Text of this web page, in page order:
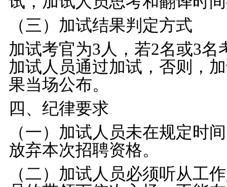
（三）加试结果判定方式
加试考官为3人，若2名或3名
加试人员通过加试，否则，
果当场公布。
四、纪律要求
（一）加试人员未在规定时
放弃本次招聘资格。
（二）加试人员必须听从工